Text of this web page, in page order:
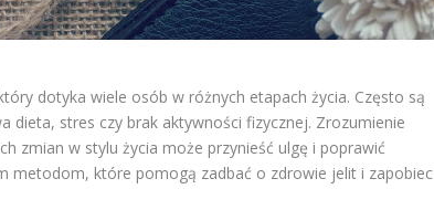
dotyka wiele osób w różnych etapach życia. Często są
dieta, stres czy brak aktywności fizycznej. Zrozumienie
zmian w stylu życia może przynieść ulgę i poprawić
metodom, które pomogą zadbać o zdrowie jelit i zapobiec